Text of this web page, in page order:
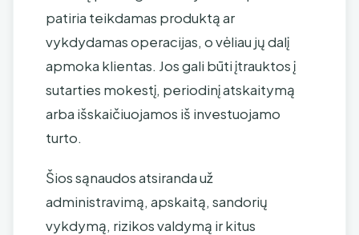
patiria teikdamas produktą ar
vykdydamas operacijas, o vėliau jų dalį
apmoka klientas. Jos gali būti įtrauktos į
sutarties mokestį, periodinį atskaitymą
arba išskaičiuojamos iš investuojamo
turto.
Šios sąnaudos atsiranda už
administravimą, apskaitą, sandorių
vykdymą, rizikos valdymą ir kitus